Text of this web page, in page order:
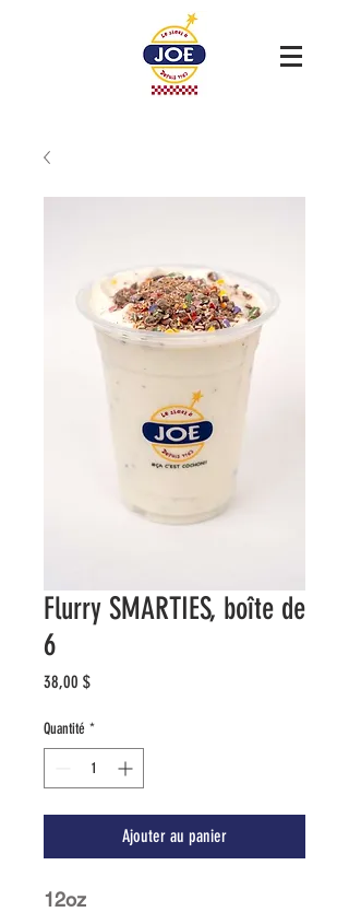
Flurry SMARTIES, boîte de
6
38,00 $Prix
Quantité *
Ajouter au panier
12oz